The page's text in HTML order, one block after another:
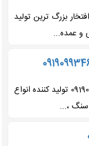
با افتخار بزرگ ترین تولید
و عمده...
خرید و قیمت نبشی پلاستیکی در ارومیه 09190993466 تولید کننده انواع
سنگ ،...